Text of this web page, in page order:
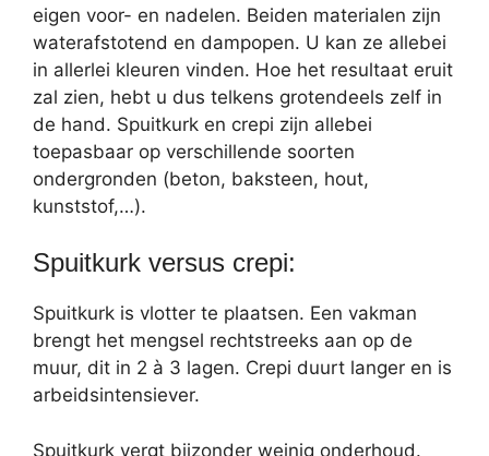
eigen voor- en nadelen. Beiden materialen zijn
waterafstotend en dampopen. U kan ze allebei
in allerlei kleuren vinden. Hoe het resultaat eruit
zal zien, hebt u dus telkens grotendeels zelf in
de hand. Spuitkurk en crepi zijn allebei
toepasbaar op verschillende soorten
ondergronden (beton, baksteen, hout,
kunststof,…).
Spuitkurk versus crepi:
Spuitkurk is vlotter te plaatsen. Een vakman
brengt het mengsel rechtstreeks aan op de
muur, dit in 2 à 3 lagen. Crepi duurt langer en is
arbeidsintensiever.
Spuitkurk vergt bijzonder weinig onderhoud.